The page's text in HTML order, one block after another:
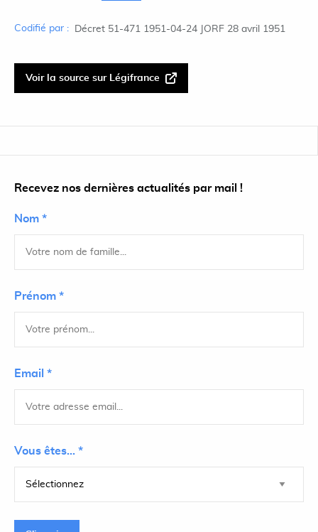
Codifié par : Décret 51-471 1951-04-24 JORF 28 avril 1951
Voir la source sur Légifrance
Recevez nos dernières actualités par mail !
Nom *
Prénom *
Email *
Vous êtes... *